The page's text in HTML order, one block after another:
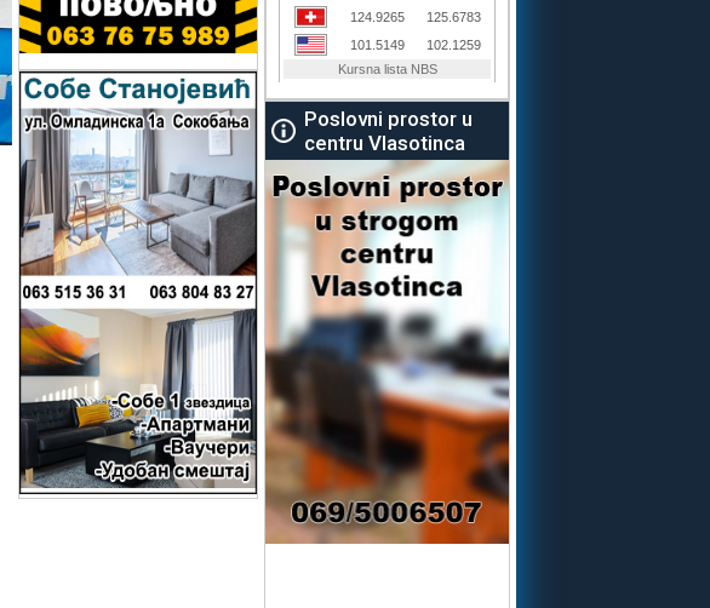
Poslovni prostor u
centru Vlasotinca